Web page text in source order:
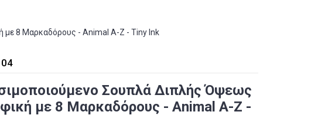
με 8 Μαρκαδόρους - Animal A-Z - Tiny Ink
Σουπλά Διπλής Όψεως
με 8 Μαρκαδόρους - Animal A-Z -